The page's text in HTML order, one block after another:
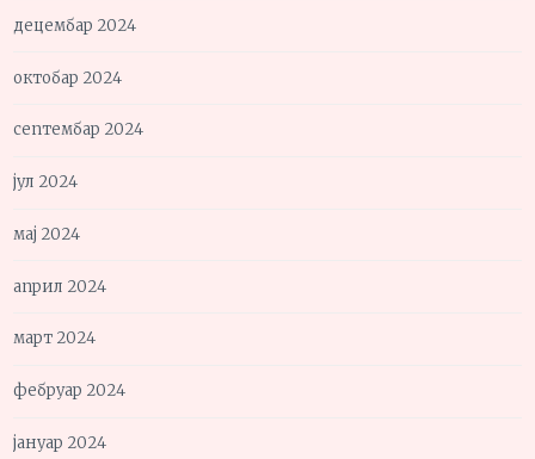
децембар 2024
октобар 2024
септембар 2024
јул 2024
мај 2024
април 2024
март 2024
фебруар 2024
јануар 2024